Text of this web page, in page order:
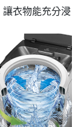
衣物能充分浸